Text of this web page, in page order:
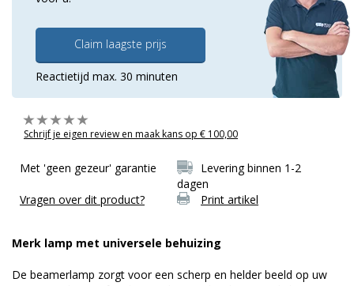
Claim laagste prijs
Reactietijd max. 30 minuten
Schrijf je eigen review en maak kans op € 100,00
Met 'geen gezeur' garantie
Levering binnen 1-2
dagen
Vragen over dit product?
Print artikel
Merk lamp met universele behuizing
De beamerlamp zorgt voor een scherp en helder beeld op uw